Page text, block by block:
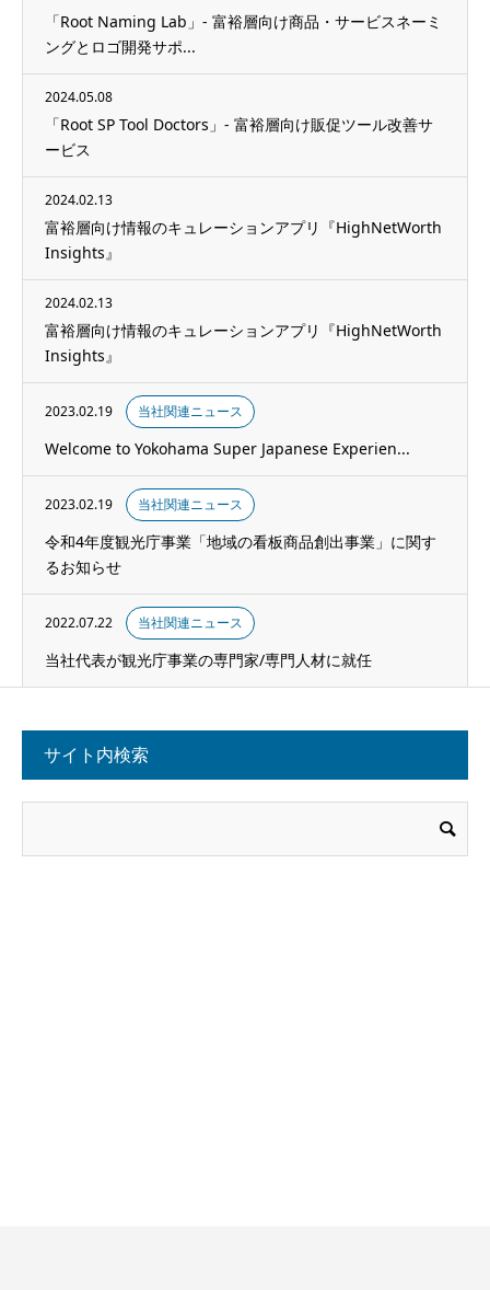
「Root Naming Lab」- 富裕層向け商品・サービスネーミ
ングとロゴ開発サポ...
2024.05.08
「Root SP Tool Doctors」- 富裕層向け販促ツール改善サ
ービス
2024.02.13
富裕層向け情報のキュレーションアプリ『HighNetWorth
Insights』
2024.02.13
富裕層向け情報のキュレーションアプリ『HighNetWorth
Insights』
2023.02.19 当社関連ニュース
Welcome to Yokohama Super Japanese Experien...
2023.02.19 当社関連ニュース
令和4年度観光庁事業「地域の看板商品創出事業」に関す
るお知らせ
2022.07.22 当社関連ニュース
当社代表が観光庁事業の専門家/専門人材に就任
サイト内検索